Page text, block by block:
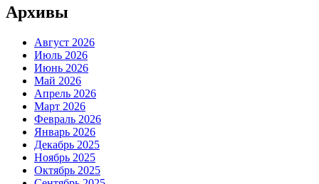
Архивы
Август 2026
Июль 2026
Июнь 2026
Май 2026
Апрель 2026
Март 2026
Февраль 2026
Январь 2026
Декабрь 2025
Ноябрь 2025
Октябрь 2025